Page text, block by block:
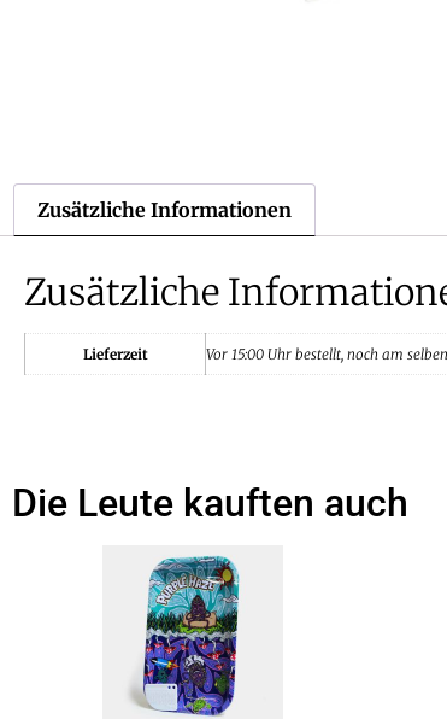
Zusätzliche Informationen
Zusätzliche
Lieferzeit Vor 15:00 Uhr bestellt, noch am
Die Leute kauften auch